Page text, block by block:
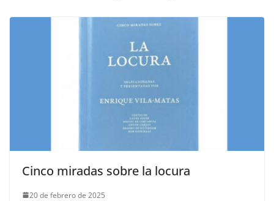
Cinco miradas sobre la locura
20 de febrero de 2025